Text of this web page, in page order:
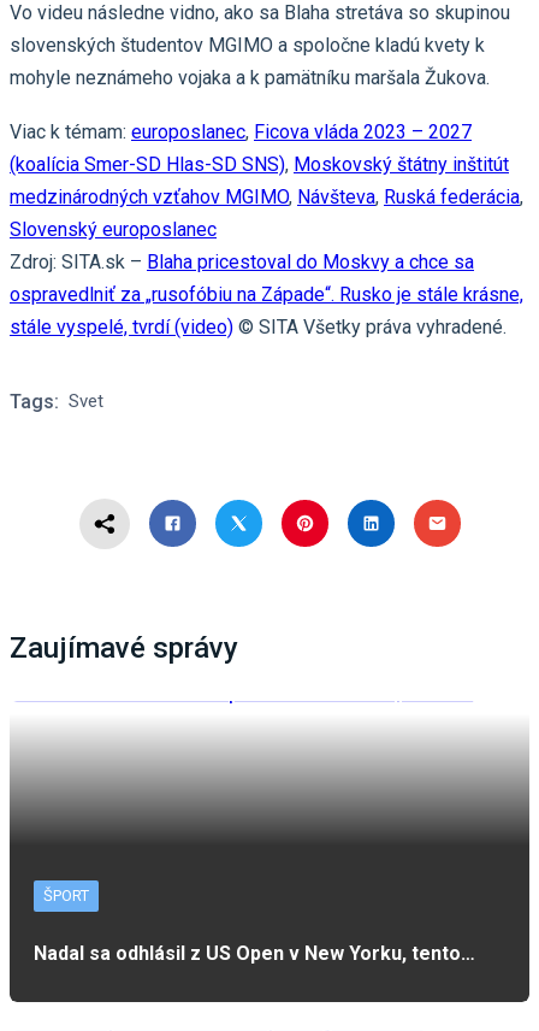
Vo videu následne vidno, ako sa Blaha stretáva so skupinou
slovenských študentov MGIMO a spoločne kladú kvety k
mohyle neznámeho vojaka a k pamätníku maršala Žukova.
Viac k témam: europoslanec, Ficova vláda 2023 – 2027
(koalícia Smer-SD Hlas-SD SNS), Moskovský štátny inštitút
medzinárodných vzťahov MGIMO, Návšteva, Ruská federácia,
Slovenský europoslanec
Zdroj: SITA.sk – Blaha pricestoval do Moskvy a chce sa
ospravedlniť za „rusofóbiu na Západe“. Rusko je stále krásne,
stále vyspelé, tvrdí (video) © SITA Všetky práva vyhradené.
Tags: Svet
Zaujímavé správy
ŠPORT
Nadal sa odhlásil z US Open v New Yorku, tento…